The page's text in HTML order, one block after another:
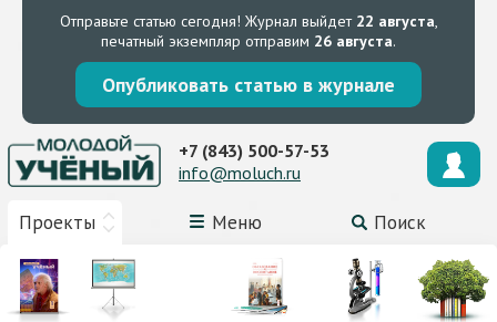
Отправьте статью сегодня! Журнал выйдет 22 августа,
печатный экземпляр отправим 26 августа.
Опубликовать статью в журнале
Проекты Меню Поиск
+7 (843) 500-57-53
info@moluch.ru